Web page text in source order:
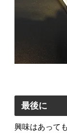
最後に
興味はあって